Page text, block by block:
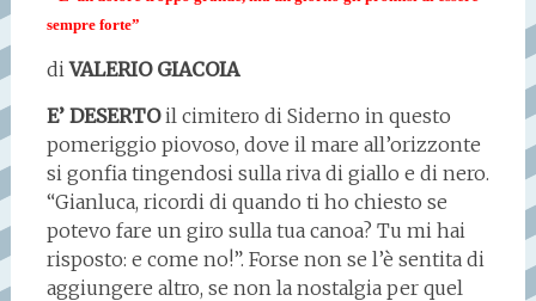
sempre forte”
diVALERIO GIACOIA
E’ DESERTOil cimitero di Siderno in questo
pomeriggio piovoso, dove il mare all’orizzonte
si gonfia tingendosi sulla riva di giallo e di nero.
“Gianluca, ricordi di quando ti ho chiesto se
potevo fare un giro sulla tua canoa? Tu mi hai
risposto: e come no!”. Forse non se l’è sentita di
aggiungere altro, se non la nostalgia per quel